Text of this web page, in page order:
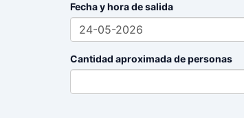
Fecha y hora de salida
Cantidad aproximada de personas